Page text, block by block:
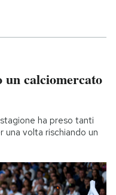
calciomercato
ha preso tanti
volta rischiando un